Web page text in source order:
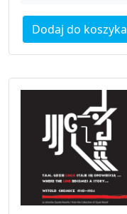
Dodaj do koszyka